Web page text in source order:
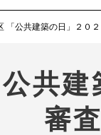
「公共建築の日」２０
公共
審